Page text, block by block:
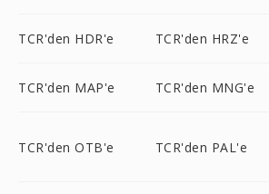
TCR'den HDR'e TCR'den HRZ'e
TCR'den MAP'e TCR'den MNG'e
TCR'den OTB'e TCR'den PAL'e